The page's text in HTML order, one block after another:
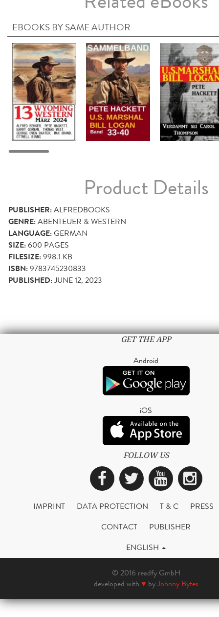
EBOOKS BY SAME AUTHOR
Product Details
PUBLISHER:ALFREDBOOKS
GENRE:ABENTEUER & WESTERN
LANGUAGE:GERMAN
SIZE:600 PAGES
FILESIZE:998.1 KB
ISBN:9783745230833
PUBLISHED:JUNE 12, 2023
GET THE APP
Android
iOS
FOLLOW US
Facebook
Twitter
IMPRINT DATA PROTECTION T & C
PRESS
CONTACT
PUBLISHER
ENGLISH
© 2016 readfy GmbH
developed with ♥ byJohnny Bytes